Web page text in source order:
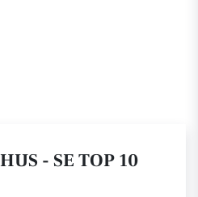
- SE TOP 10